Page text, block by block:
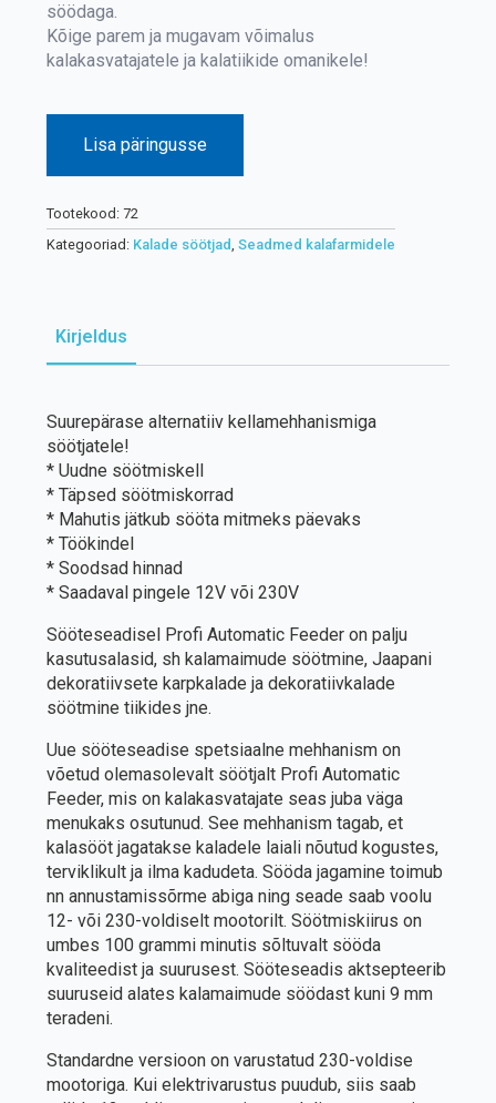
söödaga.
Kõige parem ja mugavam võimalus
kalakasvatajatele ja kalatiikide omanikele!
Lisa päringusse
Tootekood:72
Kategooriad: Kalade söötjad,Seadmed kalafarmidele
Kirjeldus
Suurepärase alternatiiv kellamehhanismiga
söötjatele!
* Uudne söötmiskell
* Täpsed söötmiskorrad
* Mahutis jätkub sööta mitmeks päevaks
* Töökindel
* Soodsad hinnad
* Saadaval pingele 12V või 230V
Sööteseadisel Profi Automatic Feeder on palju
kasutusalasid, sh kalamaimude söötmine, Jaapani
dekoratiivsete karpkalade ja dekoratiivkalade
söötmine tiikides jne.
Uue sööteseadise spetsiaalne mehhanism on
võetud olemasolevalt söötjalt Profi Automatic
Feeder, mis on kalakasvatajate seas juba väga
menukaks osutunud. See mehhanism tagab, et
kalasööt jagatakse kaladele laiali nõutud kogustes,
terviklikult ja ilma kadudeta. Sööda jagamine toimub
nn annustamissõrme abiga ning seade saab voolu
12- või 230-voldiselt mootorilt. Söötmiskiirus on
umbes 100 grammi minutis sõltuvalt sööda
kvaliteedist ja suurusest. Sööteseadis aktsepteerib
suuruseid alates kalamaimude söödast kuni 9 mm
teradeni.
Standardne versioon on varustatud 230-voldise
mootoriga. Kui elektrivarustus puudub, siis saab